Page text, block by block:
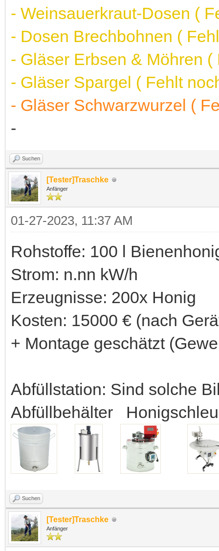
- Weinsauerkraut-Dosen (
- Dosen Brechbohnen (
- Gläser Erbsen & Möhren
- Gläser Spargel ( Fehlt
- Gläser Schwarzwurzel (
-
Suchen
[Tester]Traschke
Anfänger
01-27-2023, 11:37 AM
Rohstoffe: 100 l
Strom: n.nn kW/h
Erzeugnisse: 200x Honig
Kosten: 15000 € (nach
+ Montage geschätzt
Abfüllstation: Sind solche
Abfüllbehälter
Suchen
[Tester]Traschke
Anfänger